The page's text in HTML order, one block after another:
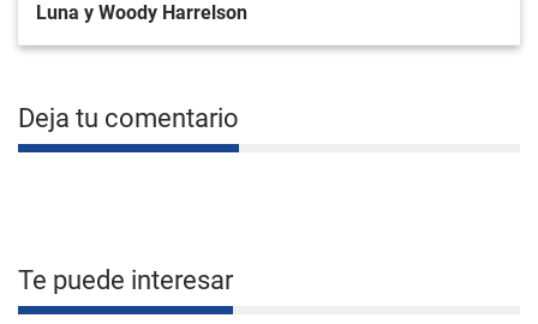
Luna y Woody Harrelson
Deja tu comentario
Te puede interesar